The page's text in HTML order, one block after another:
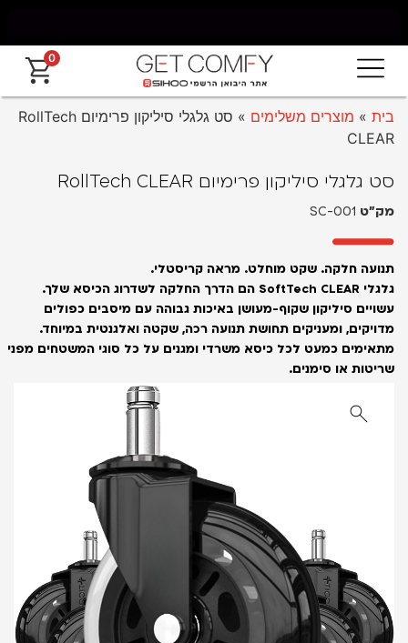
חינם מאילת עד החרמון עד 5 ימי עסקים
0
בית » מוצרים משלימים »
סט גלגלי סיליקון פרימיום RollTech
CLEAR
סט גלגלי סיליקון פרימיום RollTech CLEAR
מק״ט SC-001
תנועה חלקה. שקט מוחלט. מראה קריסטלי.
גלגלי SoftTech CLEAR הם הדרך החלקה לשדרוג הכיסא שלך.
עשויים סיליקון שקוף-מעושן באיכות גבוהה עם מיסבים כפולים
מדויקים, ומעניקים תחושת תנועה רכה, שקטה ואלגנטית במיוחד.
מתאימים כמעט לכל כיסא משרדי ומגנים על כל סוגי המשטחים מפני
שריטות או סימנים.